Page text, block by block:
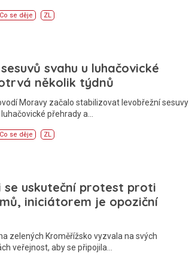
Co se děje ZL
svahu u luhačovické
několik týdnů
Moravy začalo stabilizovat levobřežní sesuvy
přehrady a…
Co se děje ZL
se uskuteční protest proti
iniciátorem je opoziční
zelených Kroměřížsko vyzvala na svých
veřejnost, aby se připojila…